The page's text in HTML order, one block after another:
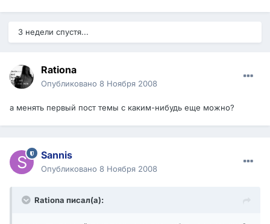
3 недели спустя...
Rationa
Опубликовано 8 Ноября 2008
а менять первый пост темы с каким-нибудь еще можно?
Sannis
Опубликовано 8 Ноября 2008
Rationa писал(а):